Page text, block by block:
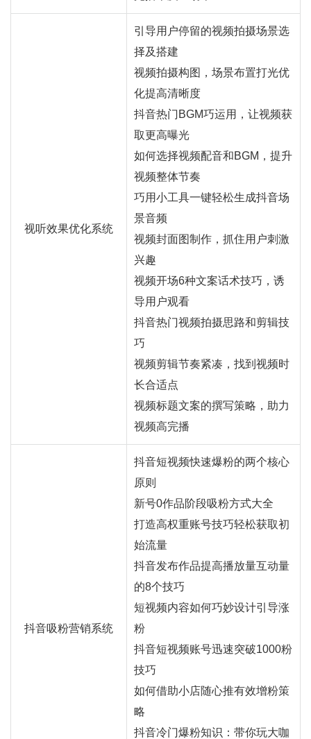
视听效果优化系统
引导用户停留的视频拍摄场景选
择及搭建
视频拍摄构图，场景布置打光优
化提高清晰度
抖音热门BGM巧运用，让视频获
取更高曝光
如何选择视频配音和BGM，提升
视频整体节奏
巧用小工具一键轻松生成抖音场
景音频
视频封面图制作，抓住用户刺激
兴趣
视频开场6种文案话术技巧，诱
导用户观看
抖音热门视频拍摄思路和剪辑技
巧
视频剪辑节奏紧凑，找到视频时
长合适点
视频标题文案的撰写策略，助力
视频高完播
抖音吸粉营销系统
抖音短视频快速爆粉的两个核心
原则
新号0作品阶段吸粉方式大全
打造高权重账号技巧轻松获取初
始流量
抖音发布作品提高播放量互动量
的8个技巧
短视频内容如何巧妙设计引导涨
粉
抖音短视频账号迅速突破1000粉
技巧
如何借助小店随心推有效增粉策
略
抖音冷门爆粉知识：带你玩大咖